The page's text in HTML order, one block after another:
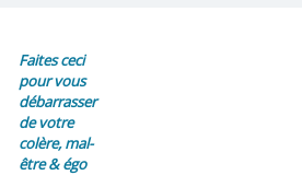
Faites ceci
pour vous
débarrasser
de votre
colère, mal-
être & égo